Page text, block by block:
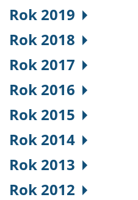
Rok 2019
Rok 2018
Rok 2017
Rok 2016
Rok 2015
Rok 2014
Rok 2013
Rok 2012